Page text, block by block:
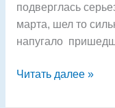
подверглась
марта, шел то
напугало
Читать далее »